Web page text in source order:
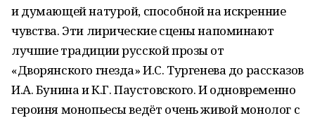
и думающей натурой, способной на искренние
чувства. Эти лирические сцены напоминают
лучшие традиции русской прозы от
«Дворянского гнезда» И.С. Тургенева до рассказов
И.А. Бунина и К.Г. Паустовского. И одновременно
героиня монопьесы ведёт очень живой монолог с